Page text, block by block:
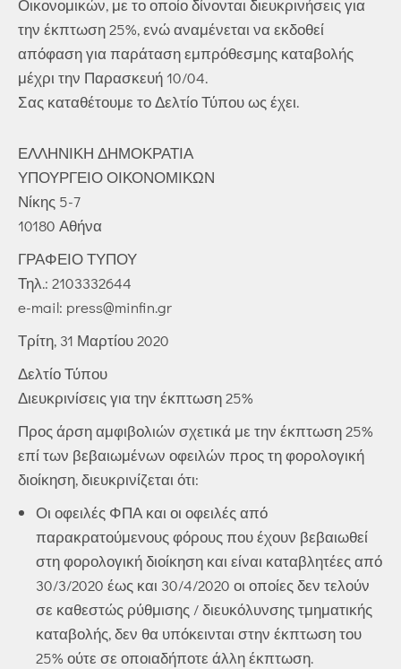
Οικονομικών, με το οποίο δίνονται διευκρινήσεις για
την έκπτωση 25%, ενώ αναμένεται να εκδοθεί
απόφαση για παράταση εμπρόθεσμης καταβολής
μέχρι την Παρασκευή 10/04.
Σας καταθέτουμε το Δελτίο Τύπου ως έχει.
ΕΛΛΗΝΙΚΗ ΔΗΜΟΚΡΑΤΙΑ
ΥΠΟΥΡΓΕΙΟ ΟΙΚΟΝΟΜΙΚΩΝ
Νίκης 5-7
10180 Αθήνα
ΓΡΑΦΕΙΟ ΤΥΠΟΥ
Τηλ.: 2103332644
e-mail: press@minfin.gr
Τρίτη, 31 Μαρτίου 2020
Δελτίο Τύπου
Διευκρινίσεις για την έκπτωση 25%
Προς άρση αμφιβολιών σχετικά με την έκπτωση 25%
επί των βεβαιωμένων οφειλών προς τη φορολογική
διοίκηση, διευκρινίζεται ότι:
Οι οφειλές ΦΠΑ και οι οφειλές από
παρακρατούμενους φόρους που έχουν βεβαιωθεί
στη φορολογική διοίκηση και είναι καταβλητέες από
30/3/2020 έως και 30/4/2020 οι οποίες δεν τελούν
σε καθεστώς ρύθμισης / διευκόλυνσης τμηματικής
καταβολής, δεν θα υπόκεινται στην έκπτωση του
25% ούτε σε οποιαδήποτε άλλη έκπτωση.